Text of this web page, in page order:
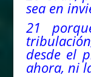
sea en
21
desde el
ahora, ni